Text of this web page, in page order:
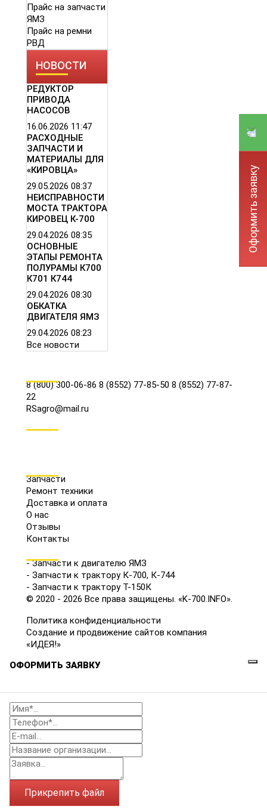
Прайс на запчасти
ЯМЗ
Прайс на ремни
РВД
НОВОСТИ
РЕДУКТОР
ПРИВОДА
НАСОСОВ
16.06.2026 11:47
РАСХОДНЫЕ
ЗАПЧАСТИ И
МАТЕРИАЛЫ ДЛЯ
«КИРОВЦА»
29.05.2026 08:37
НЕИСПРАВНОСТИ
МОСТА ТРАКТОРА
КИРОВЕЦ К-700
29.04.2026 08:35
ОСНОВНЫЕ
ЭТАПЫ РЕМОНТА
ПОЛУРАМЫ К700
К701 К744
29.04.2026 08:30
ОБКАТКА
ДВИГАТЕЛЯ ЯМЗ
29.04.2026 08:23
Все новости
8 (800) 300-06-86 8 (8552) 77-85-50 8 (8552) 77-87-
22
RSagro@mail.ru
Запчасти
Ремонт техники
Доставка и оплата
О нас
Отзывы
Контакты
- Запчасти к двигателю ЯМЗ
- Запчасти к трактору К-700, К-744
- Запчасти к трактору Т-150К
© 2020 - 2026 Все права защищены. «K-700.INFO».
Политика конфиденциальности
Создание и продвижение сайтов компания
«ИДЕЯ!»
Оформить заявку
ОФОРМИТЬ ЗАЯВКУ
Прикрепить файл